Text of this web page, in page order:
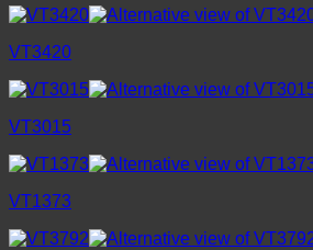
VT3420
VT3015
VT1373